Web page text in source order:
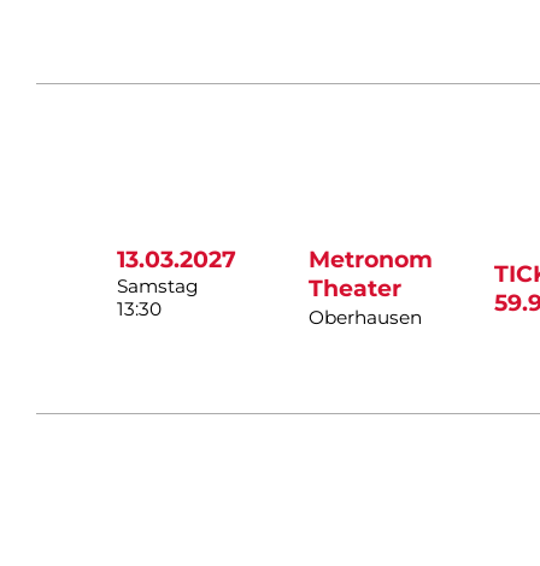
13.03.2027
Samstag
13:30
Metronom
Theater
Oberhausen